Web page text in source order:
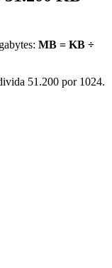
MB = KB ÷
51.200 por 1024.